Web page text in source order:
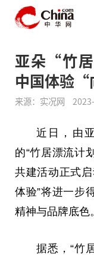
亚朵“竹
中国体验“
来源：实况网
近 日，由
的“竹居漂流计
共建活动正式
体验”将进一步
精神与品牌底色。
据悉，“竹